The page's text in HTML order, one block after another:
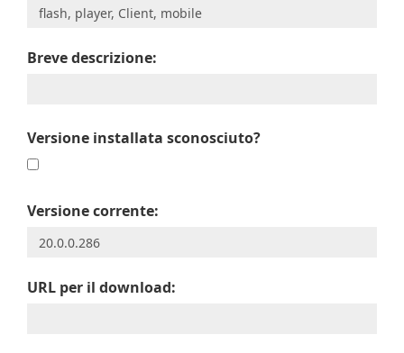
Breve descrizione:
Versione installata sconosciuto?
Versione corrente:
URL per il download: